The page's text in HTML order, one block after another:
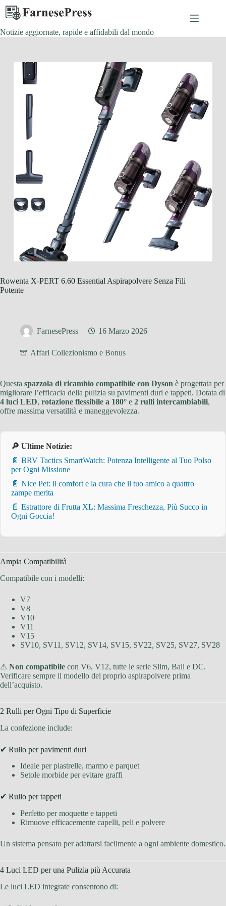
Salta
contenuto
Notizie aggiornate, rapide e affidabili dal mondo
Rowenta X-PERT 6.60 Essential Aspirapolvere Senza Fili
Potente
FarnesePress 16 Marzo 2026
Affari Collezionismo e Bonus
Questa spazzola di ricambio compatibile con Dyson è progettata per
migliorare l’efficacia della pulizia su pavimenti duri e tappeti. Dotata di
4 luci LED, rotazione flessibile a 180° e 2 rulli intercambiabili,
offre massima versatilità e maneggevolezza.
🔎 Ultime Notizie:
📄 BRV Tactics SmartWatch: Potenza Intelligente al Tuo Polso
per Ogni Missione
📄 Nice Pet: il comfort e la cura che il tuo amico a quattro
zampe merita
📄 Estrattore di Frutta XL: Massima Freschezza, Più Succo in
Ogni Goccia!
Ampia Compatibilità
Compatibile con i modelli:
V7
V8
V10
V11
V15
SV10, SV11, SV12, SV14, SV15, SV22, SV25, SV27, SV28
⚠ Non compatibile con V6, V12, tutte le serie Slim, Ball e DC.
Verificare sempre il modello del proprio aspirapolvere prima
dell’acquisto.
2 Rulli per Ogni Tipo di Superficie
La confezione include:
✔ Rullo per pavimenti duri
Ideale per piastrelle, marmo e parquet
Setole morbide per evitare graffi
✔ Rullo per tappeti
Perfetto per moquette e tappeti
Rimuove efficacemente capelli, peli e polvere
Un sistema pensato per adattarsi facilmente a ogni ambiente domestico.
4 Luci LED per una Pulizia più Accurata
Le luci LED integrate consentono di: